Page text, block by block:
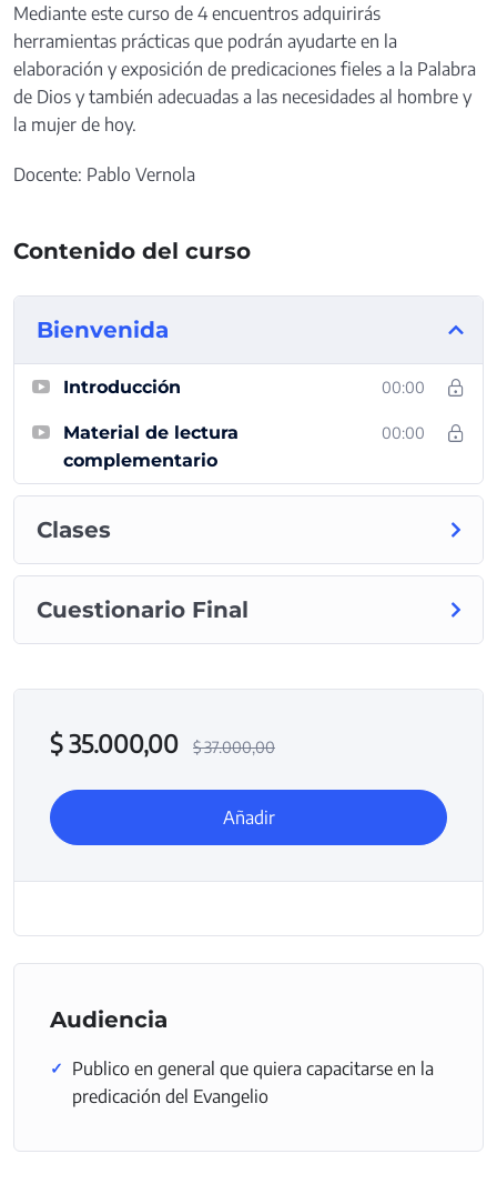
Mediante este curso de 4 encuentros adquirirás
herramientas prácticas que podrán ayudarte en la
elaboración y exposición de predicaciones fieles a la Palabra
de Dios y también adecuadas a las necesidades al hombre y
la mujer de hoy.
Docente: Pablo Vernola
Contenido del curso
Bienvenida
Introducción 00:00
Material de lectura
complementario
00:00
Clases
Cuestionario Final
$35.000,00 $37.000,00
Añadir
Audiencia
Publico en general que quiera capacitarse en la
predicación del Evangelio